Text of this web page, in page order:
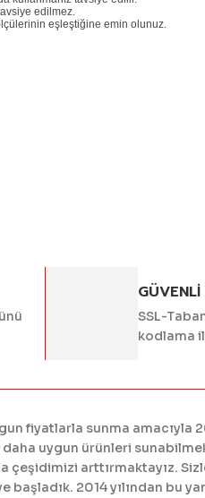
edilmez.
eşleştiğine emin olunuz.
SSL-
kodlama
fiyatlarla sunma amacıyla
daha uygun ürünleri
çeşidimizi arttırmaktayız.
başladık. 2014 yılından bu